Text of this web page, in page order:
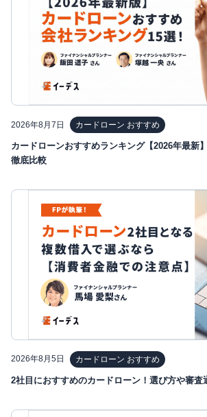
2026年8月7日 カードローン おすすめ
カードローンおすすめランキング【2026年最新
徹底比較
2026年8月5日 カードローン おすすめ
2社目におすすめのカードローン！選び方や審査